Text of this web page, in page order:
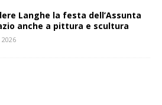
Langhe la festa dell’Assunta
anche a pittura e scultura